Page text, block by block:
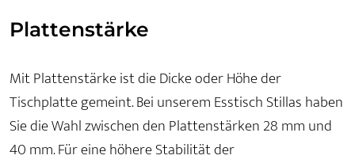
Plattenstärke
Mit Plattenstärke ist die Dicke oder Höhe der
Tischplatte gemeint. Bei unserem Esstisch Stillas haben
Sie die Wahl zwischen den Plattenstärken 28 mm und
40 mm. Für eine höhere Stabilität der